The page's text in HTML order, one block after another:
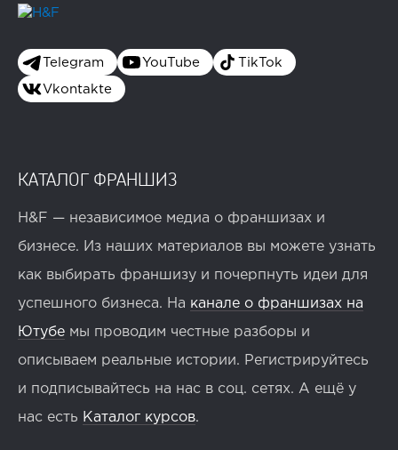
Telegram YouTube TikTok
Vkontakte
КАТАЛОГ ФРАНШИЗ
H&F — независимое медиа о франшизах и
бизнесе. Из наших материалов вы можете узнать
как выбирать франшизу и почерпнуть идеи для
успешного бизнеса. На канале о франшизах на
Ютубе мы проводим честные разборы и
описываем реальные истории. Регистрируйтесь
и подписывайтесь на нас в соц. сетях. А ещё у
нас есть Каталог курсов.